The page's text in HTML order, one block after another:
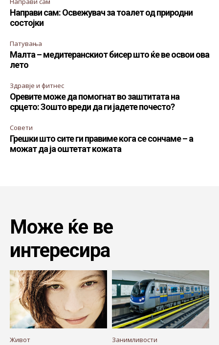
Направи сам: Освежувач за тоалет од природни
состојки
Патувања
Малта – медитеранскиот бисер што ќе ве освои ова
лето
Здравје и фитнес
Оревите може да помогнат во заштитата на
срцето: Зошто вреди да ги јадете почесто?
Совети
Грешки што сите ги правиме кога се сончаме – а
можат да ја оштетат кожата
Може ќе ве
интересира
Живот Занимливости